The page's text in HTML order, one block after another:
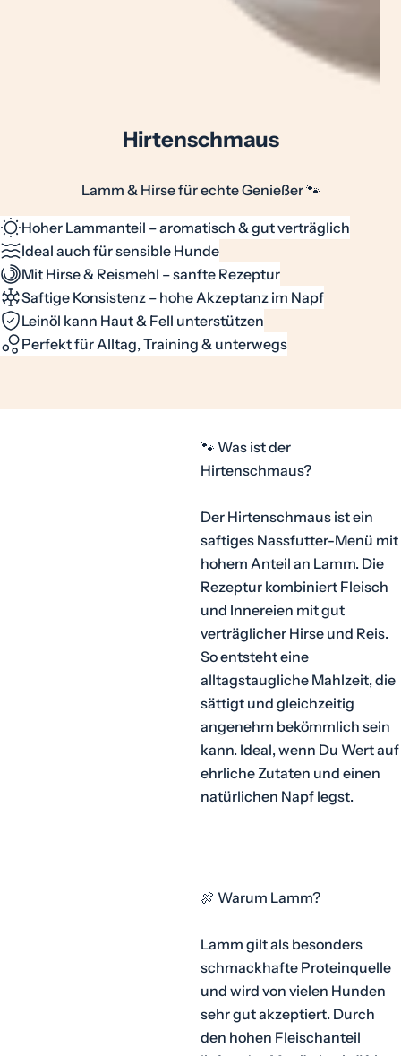
Hirtenschmaus
Lamm & Hirse für echte Genießer 🐾
Hoher Lammanteil – aromatisch & gut verträglich
Ideal auch für sensible Hunde
Mit Hirse & Reismehl – sanfte Rezeptur
Saftige Konsistenz – hohe Akzeptanz im Napf
Leinöl kann Haut & Fell unterstützen
Perfekt für Alltag, Training & unterwegs
🐾 Was ist der
Hirtenschmaus?
Der Hirtenschmaus ist ein
saftiges Nassfutter-Menü mit
hohem Anteil an Lamm. Die
Rezeptur kombiniert Fleisch
und Innereien mit gut
verträglicher Hirse und Reis.
So entsteht eine
alltagstaugliche Mahlzeit, die
sättigt und gleichzeitig
angenehm bekömmlich sein
kann. Ideal, wenn Du Wert auf
ehrliche Zutaten und einen
natürlichen Napf legst.
🍖 Warum Lamm?
Lamm gilt als besonders
schmackhafte Proteinquelle
und wird von vielen Hunden
sehr gut akzeptiert. Durch
den hohen Fleischanteil